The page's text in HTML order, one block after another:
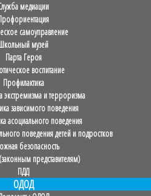
медиации
самоуправление
Школьный музей
Парта Героя
воспитание
Профилактика
экстремизма и терроризма
зависимого поведения
асоциального поведения
поведения детей и подростков
безопасность
представителям)
ПДД
ОДОД